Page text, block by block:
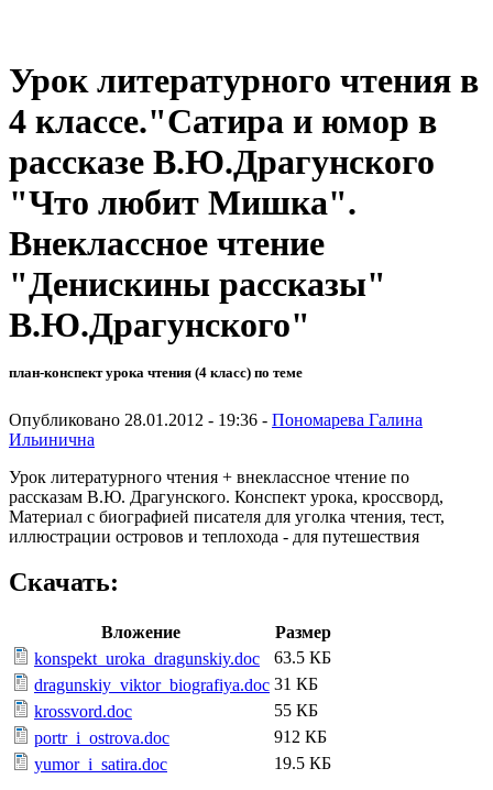
Урок литературного чтения в
4 классе."Сатира и юмор в
рассказе В.Ю.Драгунского
"Что любит Мишка".
Внеклассное чтение
"Денискины рассказы"
В.Ю.Драгунского"
план-конспект урока чтения (4 класс) по теме
Опубликовано 28.01.2012 - 19:36 - Пономарева Галина
Ильинична
Урок литературного чтения + внеклассное чтение по
рассказам В.Ю. Драгунского. Конспект урока, кроссворд,
Материал с биографией писателя для уголка чтения, тест,
иллюстрации островов и теплохода - для путешествия
Скачать:
Вложение
Размер
konspekt_uroka_dragunskiy.doc
63.5 КБ
dragunskiy_viktor_biografiya.doc 31 КБ
krossvord.doc
55 КБ
portr_i_ostrova.doc
912 КБ
yumor_i_satira.doc
19.5 КБ